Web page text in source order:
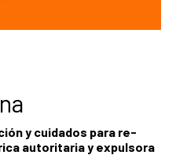
y cuidados para re-
autoritaria y expulsora